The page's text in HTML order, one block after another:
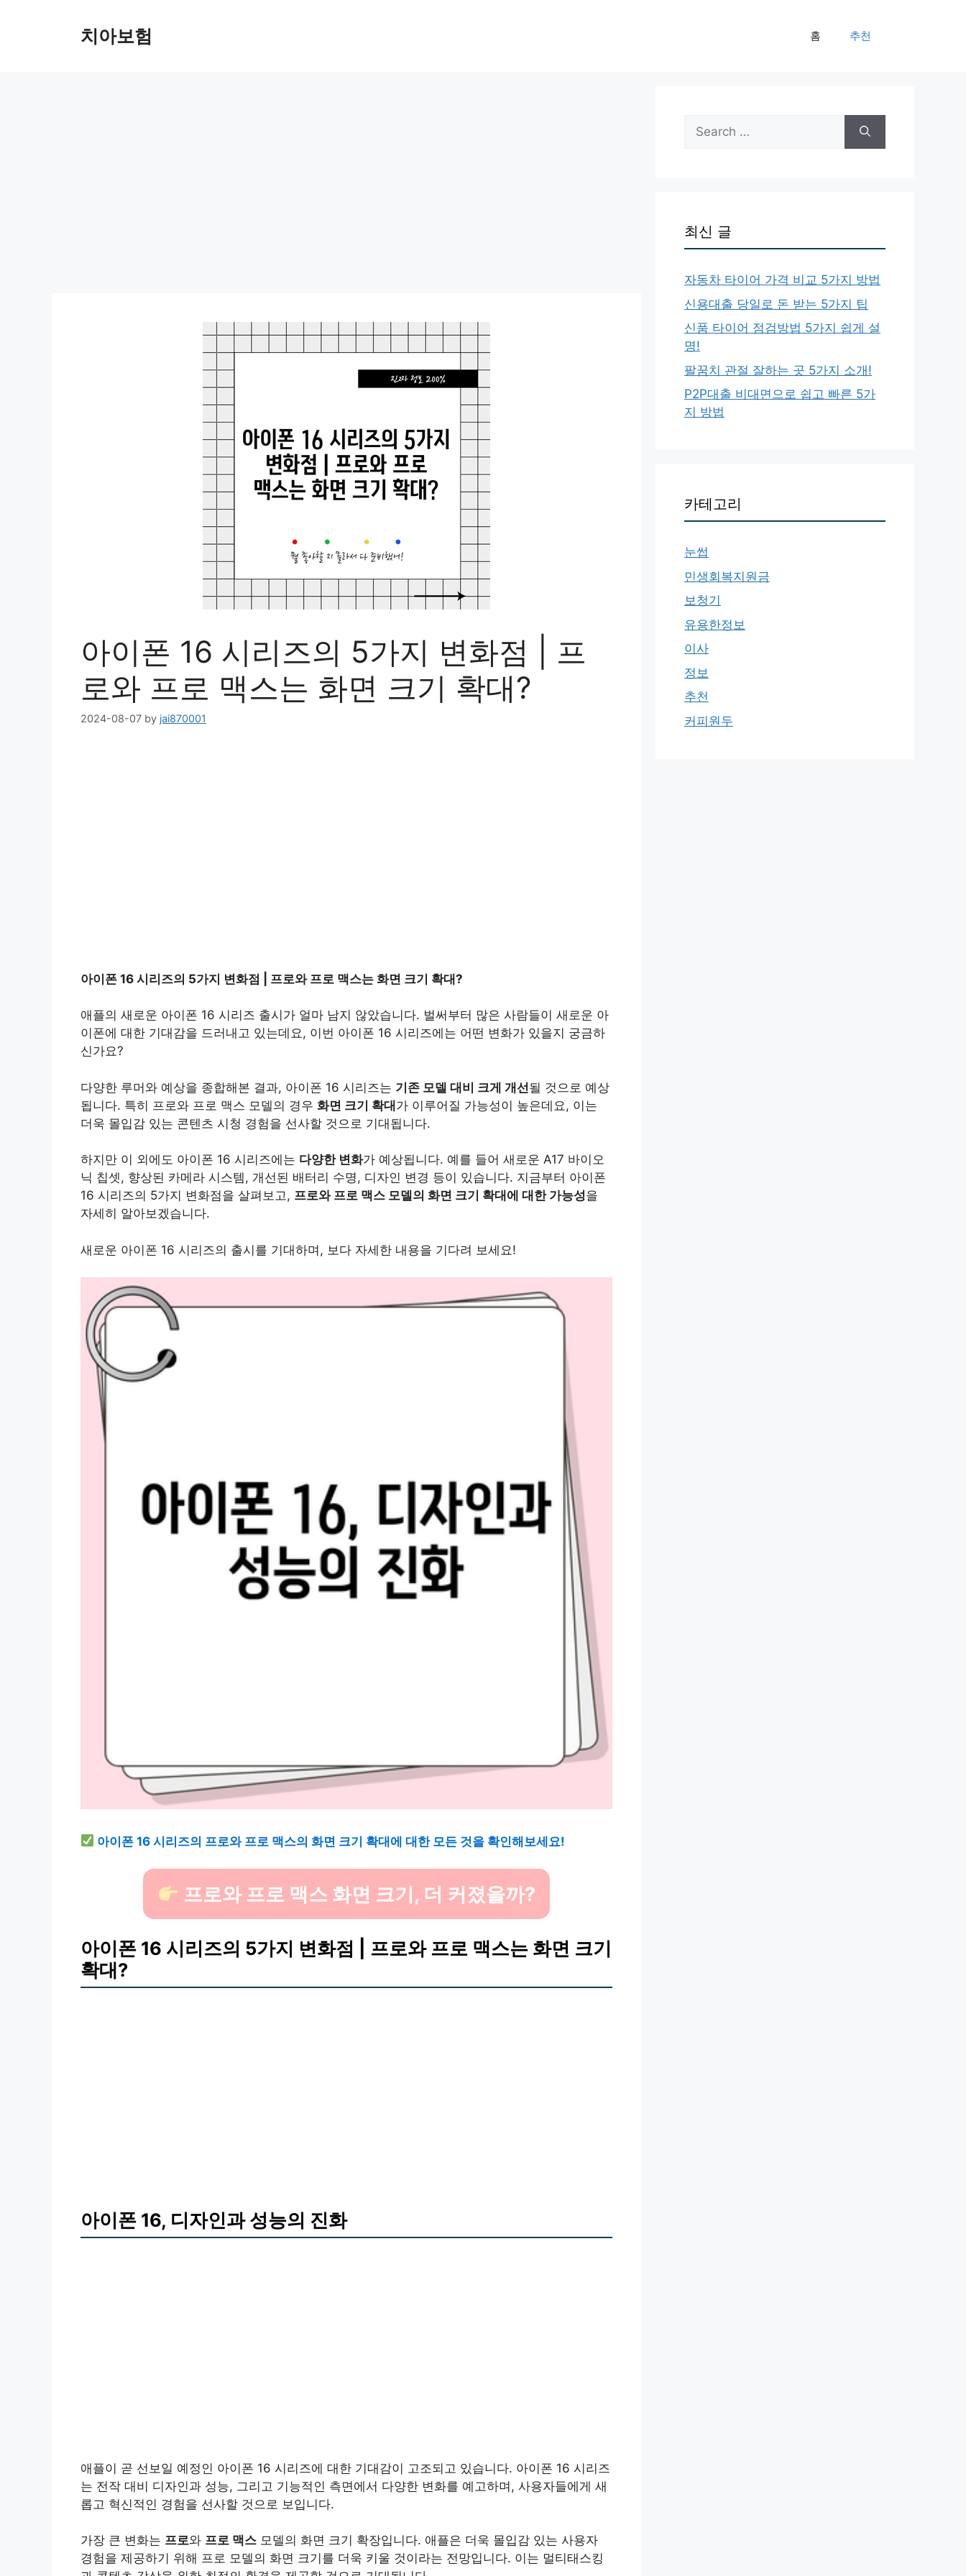
치아보험 홈 추천
아이폰 16 시리즈의 5가지 변화점 | 프
로와 프로 맥스는 화면 크기 확대?
2024-08-07 by jai870001
아이폰 16 시리즈의 5가지 변화점 | 프로와 프로 맥스는 화면 크기 확대?
애플의 새로운 아이폰 16 시리즈 출시가 얼마 남지 않았습니다. 벌써부터 많은 사람들이 새로운 아
이폰에 대한 기대감을 드러내고 있는데요, 이번 아이폰 16 시리즈에는 어떤 변화가 있을지 궁금하
신가요?
다양한 루머와 예상을 종합해본 결과, 아이폰 16 시리즈는 기존 모델 대비 크게 개선될 것으로 예상
됩니다. 특히 프로와 프로 맥스 모델의 경우 화면 크기 확대가 이루어질 가능성이 높은데요, 이는
더욱 몰입감 있는 콘텐츠 시청 경험을 선사할 것으로 기대됩니다.
하지만 이 외에도 아이폰 16 시리즈에는 다양한 변화가 예상됩니다. 예를 들어 새로운 A17 바이오
닉 칩셋, 향상된 카메라 시스템, 개선된 배터리 수명, 디자인 변경 등이 있습니다. 지금부터 아이폰
16 시리즈의 5가지 변화점을 살펴보고, 프로와 프로 맥스 모델의 화면 크기 확대에 대한 가능성을
자세히 알아보겠습니다.
새로운 아이폰 16 시리즈의 출시를 기대하며, 보다 자세한 내용을 기다려 보세요!
아이폰 16 시리즈의 프로와 프로 맥스의 화면 크기 확대에 대한 모든 것을 확인해보세요!
프로와 프로 맥스 화면 크기, 더 커졌을까?
아이폰 16 시리즈의 5가지 변화점 | 프로와 프로 맥스는 화면 크기
확대?
아이폰 16, 디자인과 성능의 진화
애플이 곧 선보일 예정인 아이폰 16 시리즈에 대한 기대감이 고조되고 있습니다. 아이폰 16 시리즈
는 전작 대비 디자인과 성능, 그리고 기능적인 측면에서 다양한 변화를 예고하며, 사용자들에게 새
롭고 혁신적인 경험을 선사할 것으로 보입니다.
가장 큰 변화는 프로와 프로 맥스 모델의 화면 크기 확장입니다. 애플은 더욱 몰입감 있는 사용자
경험을 제공하기 위해 프로 모델의 화면 크기를 더욱 키울 것이라는 전망입니다. 이는 멀티태스킹
Search
for:
최신 글
자동차 타이어 가격 비교 5가지 방법
신용대출 당일로 돈 받는 5가지 팁
신품 타이어 점검방법 5가지 쉽게 설
명!
팔꿈치 관절 잘하는 곳 5가지 소개!
P2P대출 비대면으로 쉽고 빠른 5가
지 방법
카테고리
눈썹
민생회복지원금
보청기
유용한정보
이사
정보
추천
커피원두